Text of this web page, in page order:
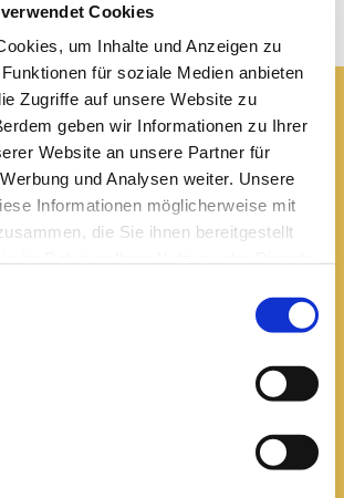
Cookies
um Inhalte und Anzeigen zu
für soziale Medien anbieten
Zugriffe auf unsere Website zu
geben wir Informationen zu Ihrer
Website an unsere Partner für
und Analysen weiter. Unsere
Informationen möglicherweise mit
die Sie ihnen bereitgestellt
Arnstadt
erfurt.de
16